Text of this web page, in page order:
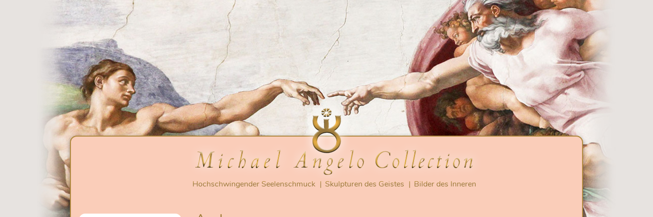
Hochschwingender Seelenschmuck Skulpturen des Geistes Bilder des Inneren